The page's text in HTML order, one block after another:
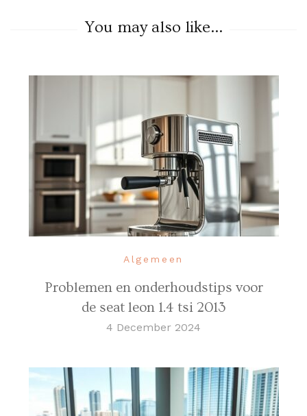
You may also like...
Algemeen
Problemen en onderhoudstips voor
de seat leon 1.4 tsi 2013
4 December 2024